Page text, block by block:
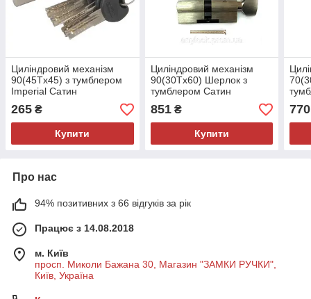
Циліндровий механізм
90(45Тx45) з тумблером
Imperial Сатин
265 ₴
Купити
Циліндровий механізм
90(30Тx60) Шерлок з
тумблером Сатин
851₴
Купити
770
Про нас
94% позитивних з 66 відгуків за рік
Працює з 14.08.2018
м. Київ
просп. Миколи Бажана 30, Магазин "ЗАМКИ РУЧКИ",
Київ, Україна